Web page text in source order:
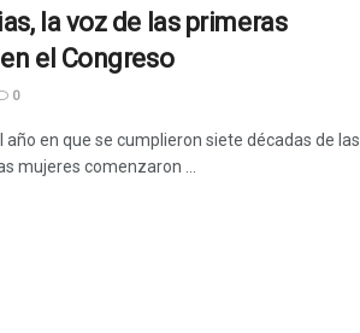
la voz de las primeras
el Congreso
0
en que se cumplieron siete décadas de las
mujeres comenzaron ...